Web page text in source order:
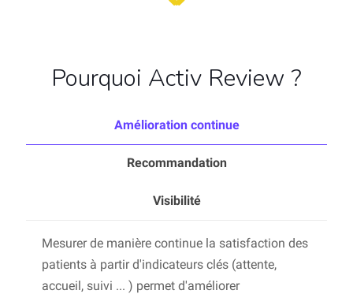
Pourquoi Activ Review ?
Amélioration continue
Recommandation
Visibilité
Mesurer de manière continue la satisfaction des
patients à partir d'indicateurs clés (attente,
accueil, suivi ... ) permet d'améliorer